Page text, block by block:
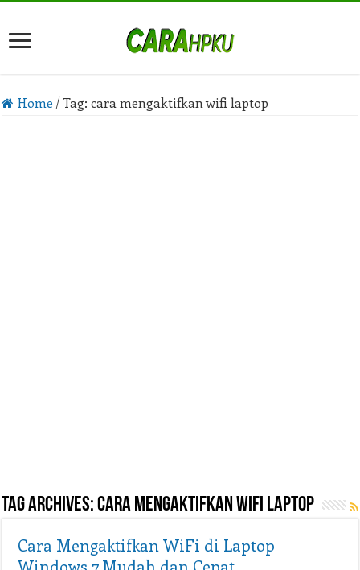
Home / Tag:cara mengaktifkan wifi laptop
Tag Archives:cara mengaktifkan wifi laptop
Cara Mengaktifkan WiFi di Laptop
Windows 7 Mudah dan Cepat